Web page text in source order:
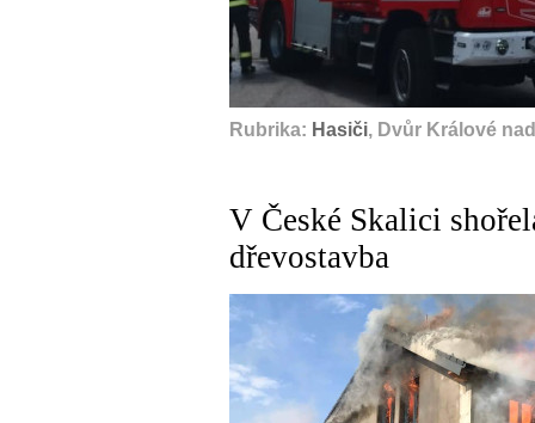
Rubrika: Hasiči, Dvůr Králové
V České Skalici
dřevostavba